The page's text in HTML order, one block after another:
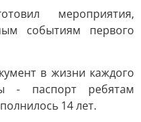
мероприятия,
событиям первого
в жизни каждого
- паспорт ребятам
14 лет.